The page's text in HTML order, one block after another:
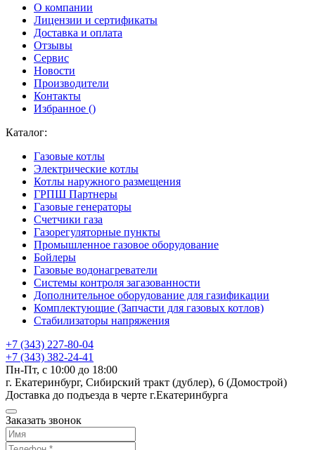
О компании
Лицензии и сертификаты
Доставка и оплата
Отзывы
Сервис
Новости
Производители
Контакты
Избранное ()
Каталог:
Газовые котлы
Электрические котлы
Котлы наружного размещения
ГРПШ Партнеры
Газовые генераторы
Счетчики газа
Газорегуляторные пункты
Промышленное газовое оборудование
Бойлеры
Газовые водонагреватели
Системы контроля загазованности
Дополнительное оборудование для газификации
Комплектующие (Запчасти для газовых котлов)
Стабилизаторы напряжения
+7 (343) 227-80-04
+7 (343) 382-24-41
Пн-Пт, с 10:00 до 18:00
г. Екатеринбург, Сибирский тракт (дублер), 6 (Домострой)
Доставка до подъезда в черте г.Екатеринбурга
Заказать звонок